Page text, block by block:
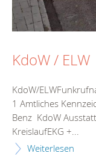
KdoW / ELW
KdoW/
1 Amtliches
Benz KdoW
KreislaufEKG +...
Weiterlesen